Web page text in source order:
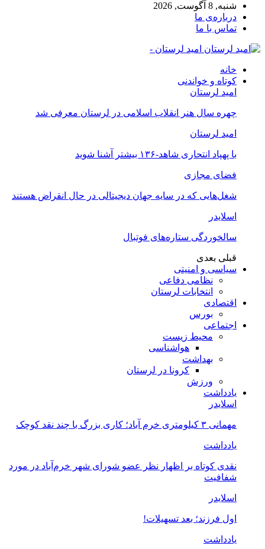
شنبه, 8 آگوست, 2026
درباره‌ی ما
تماس با ما
امید لرستان -
خانه
کوتاه و خواندنی
امید لرستان
چهره سال هنر انقلاب اسلامی در لرستان معرفی شد
امید لرستان
با پهپاد انتحاری شاهد-۱۳۶ بیشتر آشنا شوید
فضای مجازی
شغل‌‌هایی که در سایه جهان دیجیتالی در حال انقراض هستند
اسلایدر
سالخوردگی ستاره‌های فوتبال
قبلی بعدی
سیاسی و امنیتی
نظامی دفاعی
انتخابات لرستان
اقتصادی
بورس
اجتماعی
محیط زیست
هواشناسی
بهداشت
کرونا در لرستان
ورزش
یادداشت
اسلایدر
مهمانی ۳ کیلومتری خرم آباد؛ کاری بزرگ با چند نقد کوچک
یادداشت
نقدی کوتاه بر اظهار نظر عضو شورای شهر خرم‌آباد در مورد
شفافیت
اسلایدر
اول فرزند؛ بعد تسهیلات!
یادداشت